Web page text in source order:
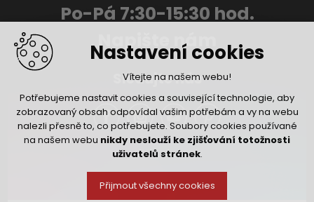
Nastavení cookies
Vítejte na našem webu!
Potřebujeme nastavit cookies a související technologie, aby
zobrazovaný obsah odpovídal vašim potřebám a vy na webu
nalezli přesně to, co potřebujete. Soubory cookies používané
na našem webu nikdy neslouží ke zjišťování totožnosti
uživatelů stránek.
Přijmout všechny cookies
Po-Pá 7:30-15:30 hod.
Napište nám
Sledujte nás